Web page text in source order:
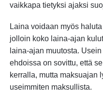
vaikkapa tietyksi ajaksi
Laina voidaan myös
jolloin koko laina-ajan
laina-ajan muutosta.
ehdoissa on sovittu, että
kerralla, mutta maksuajan
useimmiten maksullista.